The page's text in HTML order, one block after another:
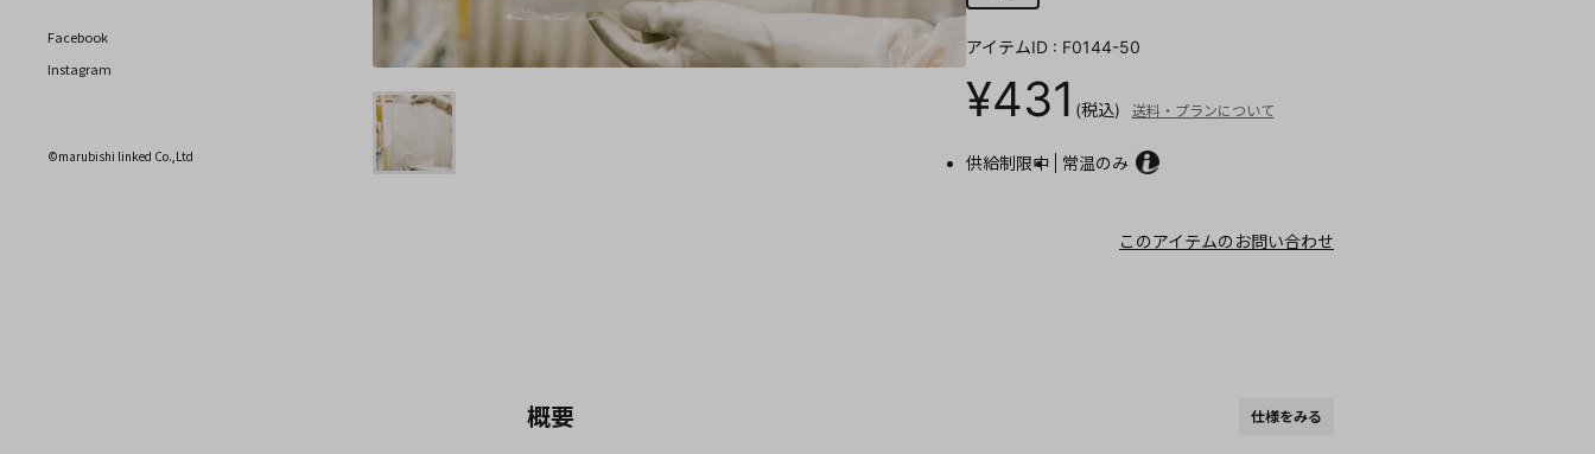
Facebook
Instagram
©marubishi linked Co.,Ltd
アイテムID : F0144-50
¥431 (税込) 送料・プランについて
供給制限中 常温のみ
このアイテムのお問い合わせ
概要 仕様をみる